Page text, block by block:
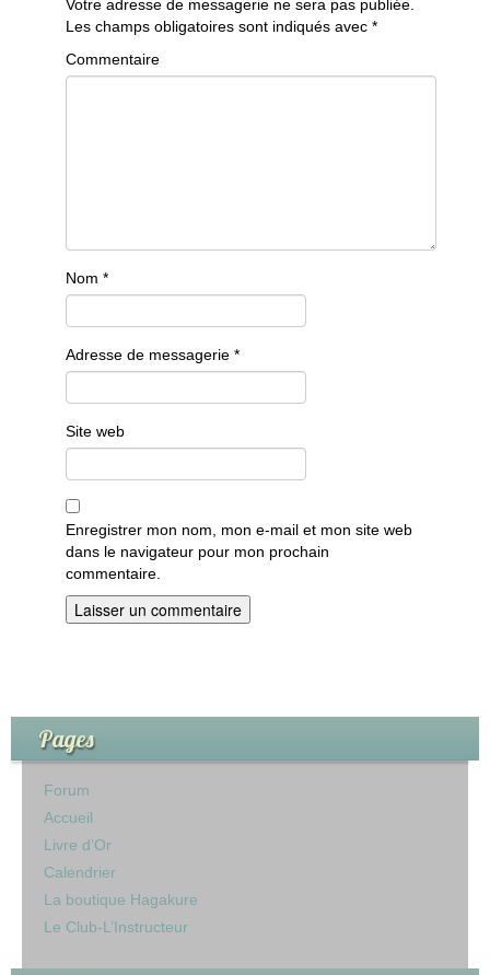
Votre adresse de messagerie ne sera pas publiée.
Les champs obligatoires sont indiqués avec *
Commentaire
Nom *
Adresse de messagerie *
Site web
Enregistrer mon nom, mon e-mail et mon site web
dans le navigateur pour mon prochain
commentaire.
Pages
Forum
Accueil
Livre d’Or
Calendrier
La boutique Hagakure
Le Club-L’Instructeur